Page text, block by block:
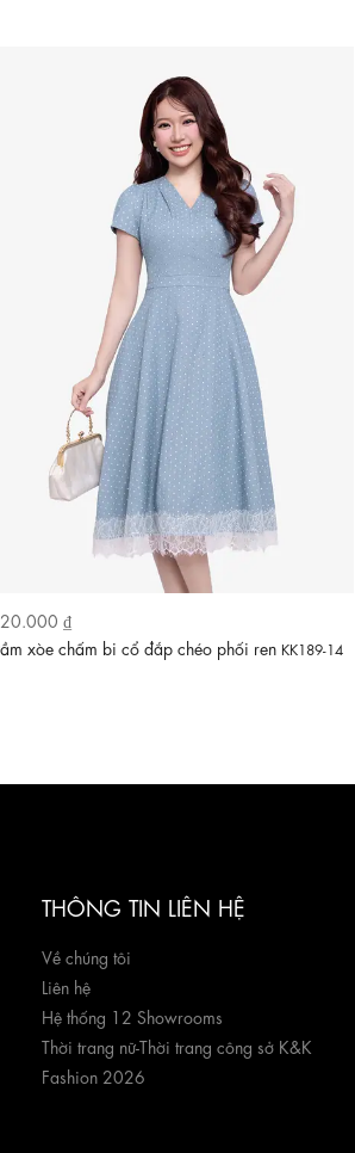
₫
xòe chấm bi cổ đắp chéo phối ren KK189-14
THÔNG TIN LIÊN HỆ
Về chúng tôi
Liên hệ
Hệ thống 12 Showrooms
Thời trang nữ-Thời trang công sở K&K
Fashion 2026